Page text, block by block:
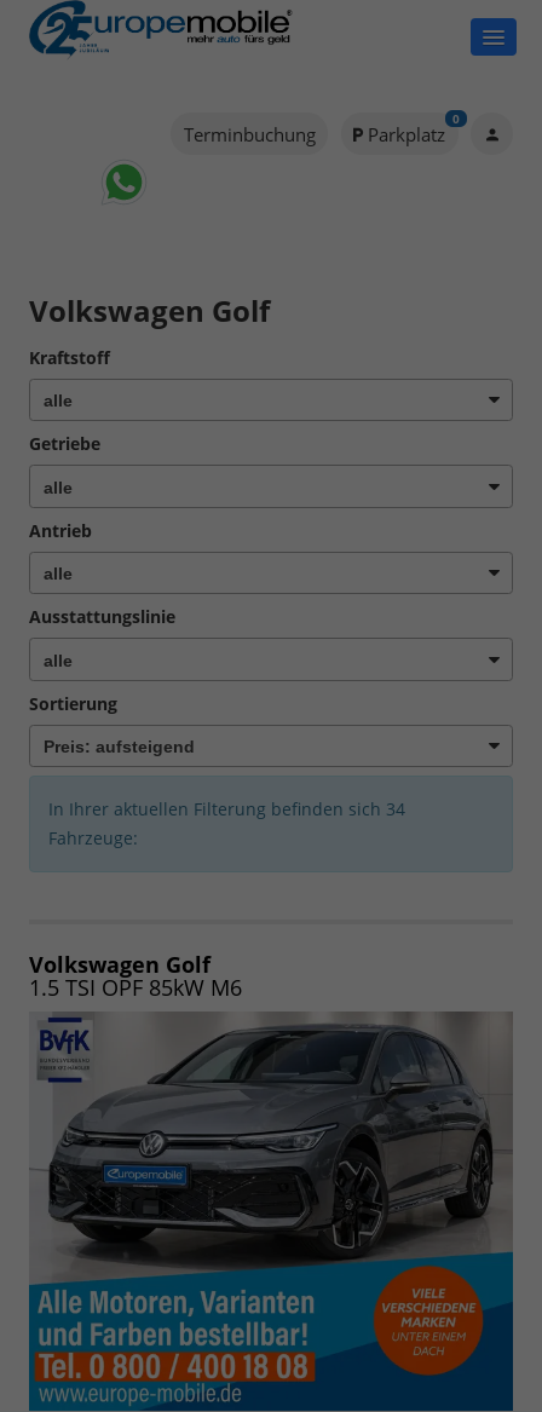
Terminbuchung Parkplatz
0
Volkswagen Golf
Kraftstoff
Getriebe
Antrieb
Ausstattungslinie
Sortierung
In Ihrer aktuellen Filterung befinden sich 34
Fahrzeuge:
Volkswagen Golf
1.5 TSI OPF 85kW M6